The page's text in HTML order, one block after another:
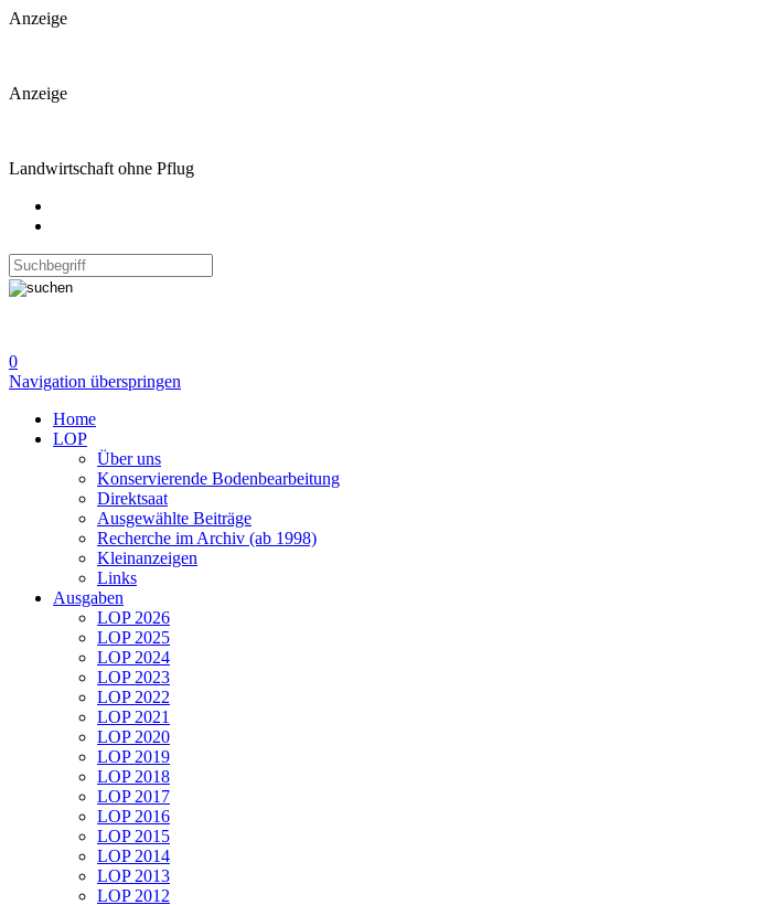
Anzeige
Anzeige
Landwirtschaft ohne Pflug
0
Navigation überspringen
Home
LOP
Über uns
Konservierende Bodenbearbeitung
Direktsaat
Ausgewählte Beiträge
Recherche im Archiv (ab 1998)
Kleinanzeigen
Links
Ausgaben
LOP 2026
LOP 2025
LOP 2024
LOP 2023
LOP 2022
LOP 2021
LOP 2020
LOP 2019
LOP 2018
LOP 2017
LOP 2016
LOP 2015
LOP 2014
LOP 2013
LOP 2012